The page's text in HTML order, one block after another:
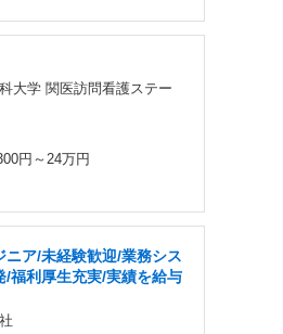
大学 関医訪問看護ステー
円～24万円
ニア/未経験歓迎/業務シス
/福利厚生充実/実績を給与